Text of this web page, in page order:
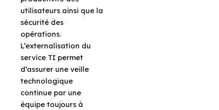
utilisateurs ainsi que la
sécurité des
opérations.
L’externalisation du
service TI permet
d’assurer une veille
technologique
continue par une
équipe toujours à